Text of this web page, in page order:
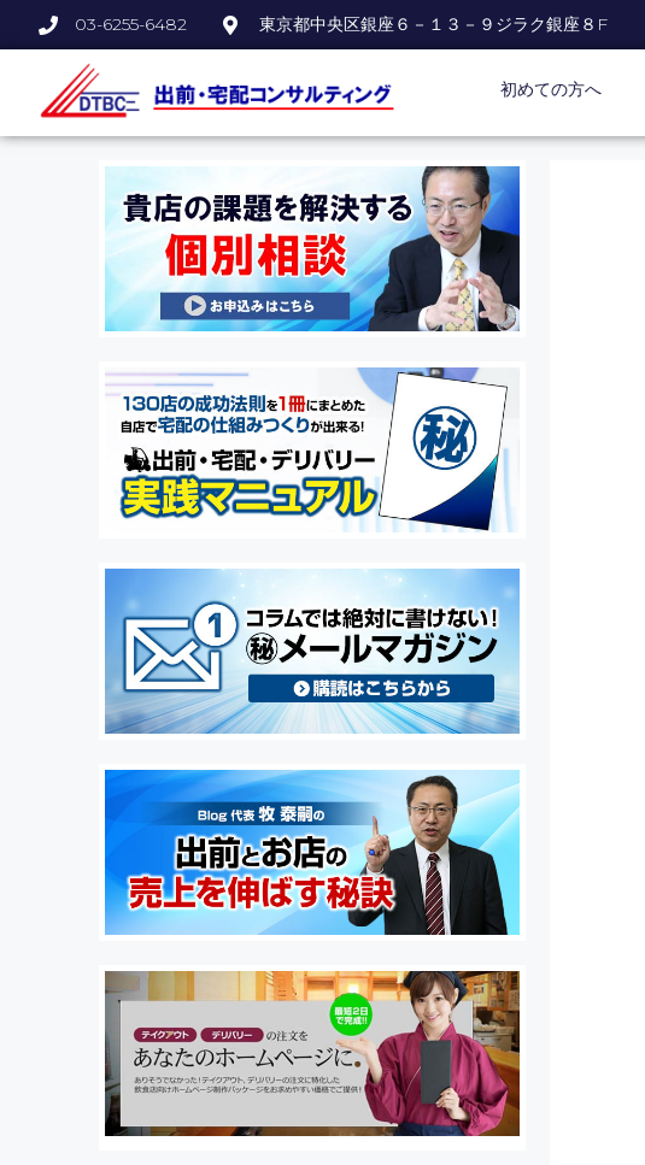
03-6255-6482 東京都中央区銀座６－１３－９ジラク銀座８F
初めての方へ